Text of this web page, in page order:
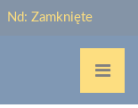
Nd: Zamknięte